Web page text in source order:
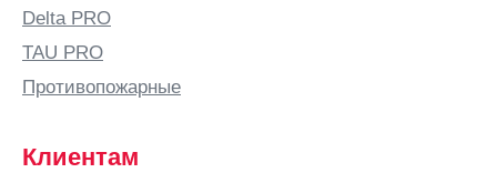
Delta PRO
TAU PRO
Противопожарные
Клиентам